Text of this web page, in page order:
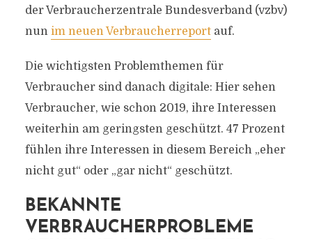
der Verbraucherzentrale Bundesverband (vzbv)
nun im neuen Verbraucherreportauf.
Die wichtigsten Problemthemen für
Verbraucher sind danach digitale: Hier sehen
Verbraucher, wie schon 2019, ihre Interessen
weiterhin am geringsten geschützt. 47 Prozent
fühlen ihre Interessen in diesem Bereich „eher
nicht gut“ oder „gar nicht“ geschützt.
BEKANNTE
VERBRAUCHERPROBLEME